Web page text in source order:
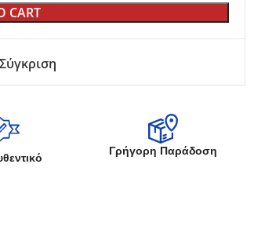
Εργαλεία - Zυγαριές Ψαρέματος
Λιπαντικά (Γράσο - Λάδι)
CART
Σύγκριση
Γρήγορη Παράδοση